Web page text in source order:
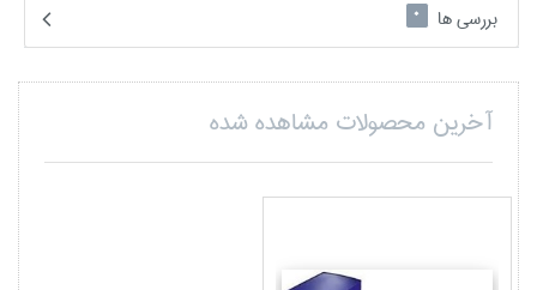
بررسی ها
0
آخرین محصولات مشاهده شده